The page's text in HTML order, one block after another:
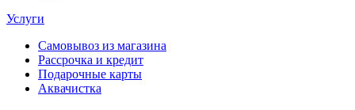
Услуги
Самовывоз из магазина
Рассрочка и кредит
Подарочные карты
Аквачистка